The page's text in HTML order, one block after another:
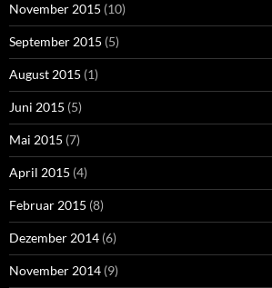
November 2015 (10)
September 2015 (5)
August 2015 (1)
Juni 2015 (5)
Mai 2015 (7)
April 2015 (4)
Februar 2015 (8)
Dezember 2014 (6)
November 2014 (9)